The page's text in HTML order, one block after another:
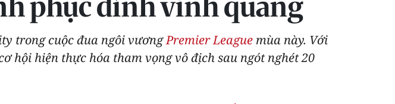
trong cuộc đua ngôi vươngPremier League mùa này. Với
hội hiện thực hóa tham vọng vô địch sau ngót nghét 20